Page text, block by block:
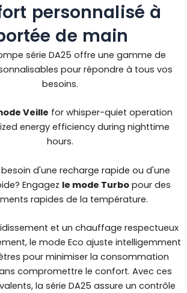
personnalisé à
de main
série DA25 offre une gamme de
pour répondre à tous vos
besoins.
Veille for whisper-quiet operation
energy efficiency during nighttime
hours.
d'une recharge rapide ou d'une
Engagez le mode Turbo pour des
rapides de la température.
et un chauffage respectueux
le mode Eco ajuste intelligemment
pour minimiser la consommation
compromettre le confort. Avec ces
la série DA25 assure un contrôle